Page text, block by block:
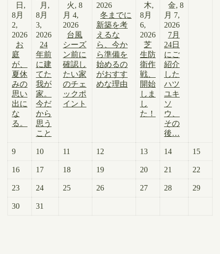
日,
8月
2,
2026
お
庭
が、
夏休
みの
思い
出に
な
る。
月,
8月
3,
2026
24
年前
に建
てた
我が
家。
今だ
から
思う
こと
火, 8
月 4,
2026
台風
シーズ
ン前に
確認し
たい家
のチェ
ックポ
イント
2026
冬までに
新築を考
えるな
ら、今か
ら準備を
始めるの
がおすす
めな理由
木,
8月
6,
2026
芝
生防
衛作
戦、
開始
しま
し
た！
金, 8
月 7,
2026
7月
24日
にご
紹介
した
ハツ
ユキ
ソ
ウ、
その
後…
9 10 11 12 13 14 15
16 17 18 19 20 21 22
23 24 25 26 27 28 29
30 31